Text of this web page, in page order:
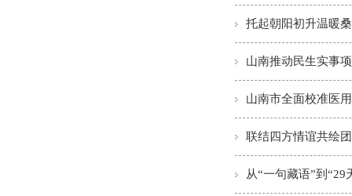
托起朝阳初升温暖
山南推动民生实事
山南市全面校准医
联结四方情谊共绘
从“一句藏语”到“29